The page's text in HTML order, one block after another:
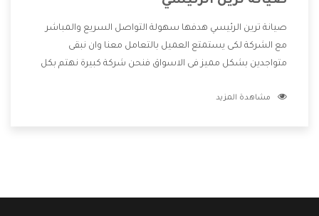
صيانة ترين الرئيسي هدفها سهولة التواصل السريع والمباشر
مع الشركة لكى يستمتع العميل بالتعامل معنا وان نبقى
متواجدين بشكل مميز فى الاسواق فنحن شركة كبيرة نهتم بكل
الشركة بها والتى تكون منها خدمة الصيانة التى تكون من أهم
مشاهدة المزيد